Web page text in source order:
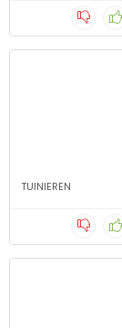
TUINIEREN